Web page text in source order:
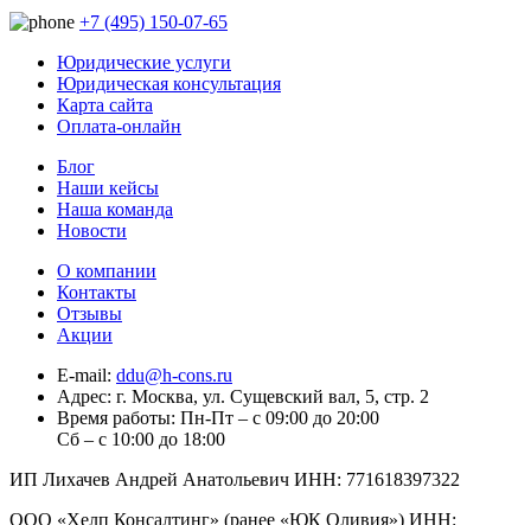
+7 (495) 150-07-65
Юридические услуги
Юридическая консультация
Карта сайта
Оплата-онлайн
Блог
Наши кейсы
Наша команда
Новости
О компании
Контакты
Отзывы
Акции
E-mail: ddu@h-cons.ru
Адрес: г. Москва, ул. Сущевский вал, 5, стр. 2
Время работы: Пн-Пт – с 09:00 до 20:00
Сб – с 10:00 до 18:00
ИП Лихачев Андрей Анатольевич ИНН: 771618397322
ООО «Хелп Консалтинг» (ранее «ЮК Оливия») ИНН: